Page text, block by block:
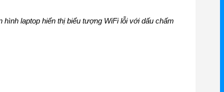
hình laptop hiển thị biểu tượng WiFi lỗi với dấu chấm